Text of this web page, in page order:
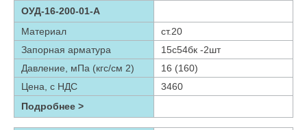
ОУД-16-200-01-А
Материал
ст.20
Запорная арматура
15с54бк -2шт
Давление, мПа (кгс/см 2)
16 (160)
Цена, с НДС
3460
Подробнее >